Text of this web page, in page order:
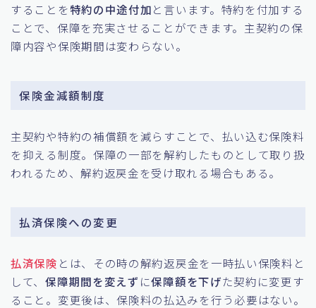
することを特約の中途付加と言います。特約を付加する
ことで、保障を充実させることができます。主契約の保
障内容や保険期間は変わらない。
保険金減額制度
主契約や特約の補償額を減らすことで、払い込む保険料
を抑える制度。保障の一部を解約したものとして取り扱
われるため、解約返戻金を受け取れる場合もある。
払済保険への変更
払済保険 とは、その時の解約返戻金を一時払い保険料と
して、保障期間を変えず に保障額を下げた契約に変更す
ること。変更後は、保険料の払込みを行う必要はない。